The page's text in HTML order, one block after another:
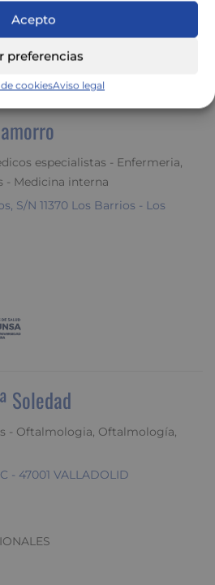
Acepto
preferencias
cookiesAviso legal
especialistas - Enfermeria,
- Medicina interna
S/N 11370 Los Barrios - Los
Soledad
- Oftalmologia, Oftalmología,
- 47001 VALLADOLID